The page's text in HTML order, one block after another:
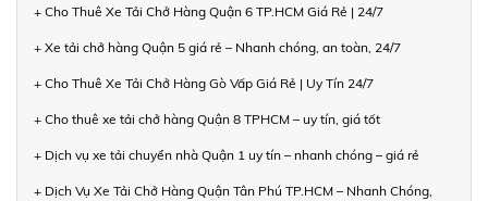
+ Cho Thuê Xe Tải Chở Hàng Quận 6 TP.HCM Giá Rẻ | 24/7
+ Xe tải chở hàng Quận 5 giá rẻ – Nhanh chóng, an toàn, 24/7
+ Cho Thuê Xe Tải Chở Hàng Gò Vấp Giá Rẻ | Uy Tín 24/7
+ Cho thuê xe tải chở hàng Quận 8 TPHCM – uy tín, giá tốt
+ Dịch vụ xe tải chuyển nhà Quận 1 uy tín – nhanh chóng – giá rẻ
+ Dịch Vụ Xe Tải Chở Hàng Quận Tân Phú TP.HCM – Nhanh Chóng,